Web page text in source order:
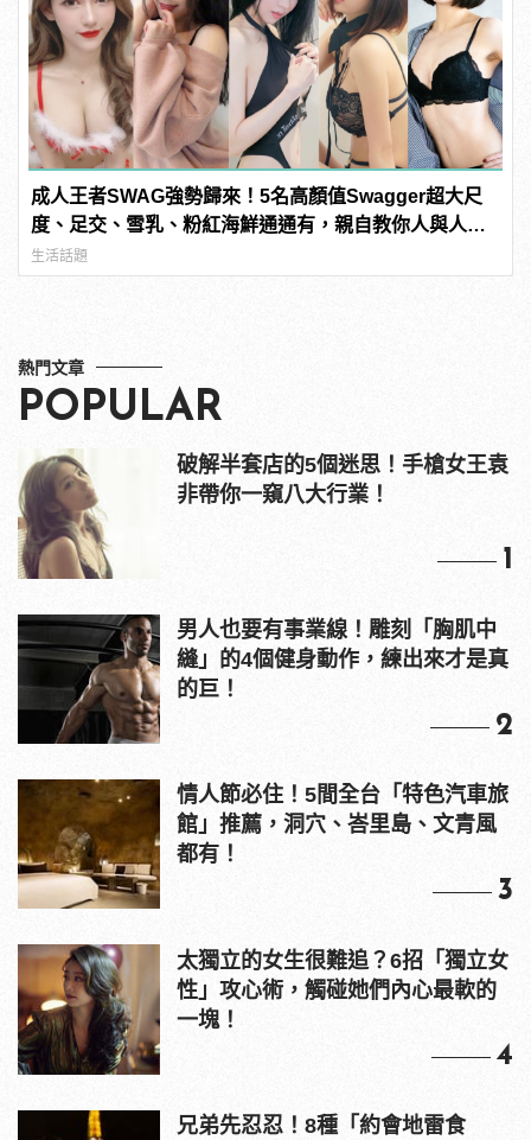
成人王者SWAG強勢歸來！5名高顏值Swagger超大尺
度、足交、雪乳、粉紅海鮮通通有，親自教你人與人的
連結！ | manfashion這樣變型男
生活話題
熱門文章
POPULAR
破解半套店的5個迷思！手槍女王袁
非帶你一窺八大行業！
1
男人也要有事業線！雕刻「胸肌中
縫」的4個健身動作，練出來才是真
的巨！
2
情人節必住！5間全台「特色汽車旅
館」推薦，洞穴、峇里島、文青風
都有！
3
太獨立的女生很難追？6招「獨立女
性」攻心術，觸碰她們內心最軟的
一塊！
4
兄弟先忍忍！8種「約會地雷食